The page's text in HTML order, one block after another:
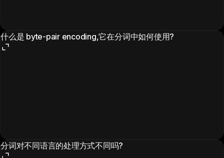
什么是 byte-pair encoding,它在分词中如何使用?
分词对不同语言的处理方式不同吗?